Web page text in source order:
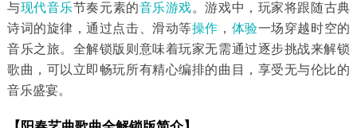
与现代音乐节奏元素的音乐游戏。游戏中，玩家将跟随古典
诗词的旋律，通过点击、滑动等操作 ， 体验一场穿越时空的
音乐之旅。全解锁版则意味着玩家无需通过逐步挑战来解锁
歌曲，可以立即畅玩所有精心编排的曲目，享受无与伦比的
音乐盛宴。